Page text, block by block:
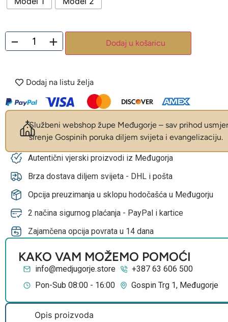
− + Dodaj u košaricu
Dodaj na listu želja
Službeni webshop župe Međugorje – sav prihod
širenje Gospinih poruka diljem svijeta i evangelizaciju.
Autentični vjerski proizvodi iz Međugorja
Brza dostava diljem svijeta - DHL i pošta
Opcija preuzimanja u sklopu hodočašća u Međugorju
2 načina sigurnog plaćanja - PayPal i kartice
Zajamčena opcija povrata u 14 dana
KAKO VAM MOŽEMO POMOĆI
info@medjugorje.store
+387 63 606 500
Pon-Sub 08:00 - 16:00
Gospin Trg 1, Međugorje
Opis proizvoda